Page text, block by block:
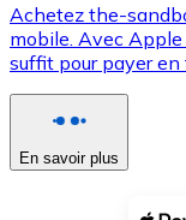
XRP
XRP
Voir toutes
Coupons crypto
Achetez the-
mobile. Avec Apple
suffit pour payer en
En savoir plus